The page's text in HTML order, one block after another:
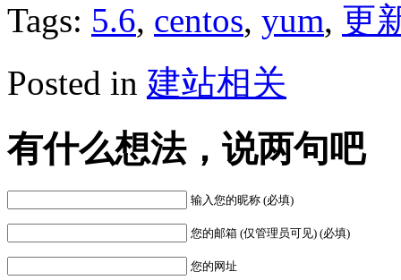
Tags: 5.6, centos, yum, 更
Posted in 建站相关
有什么想法，说两句吧
输入您的昵称 (必填)
您的邮箱 (仅管理员可见) (必填)
您的网址